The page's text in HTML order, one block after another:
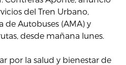
del Tren Urbano,
Autobuses (AMA) y
desde mañana lunes.
por la salud y bienestar de